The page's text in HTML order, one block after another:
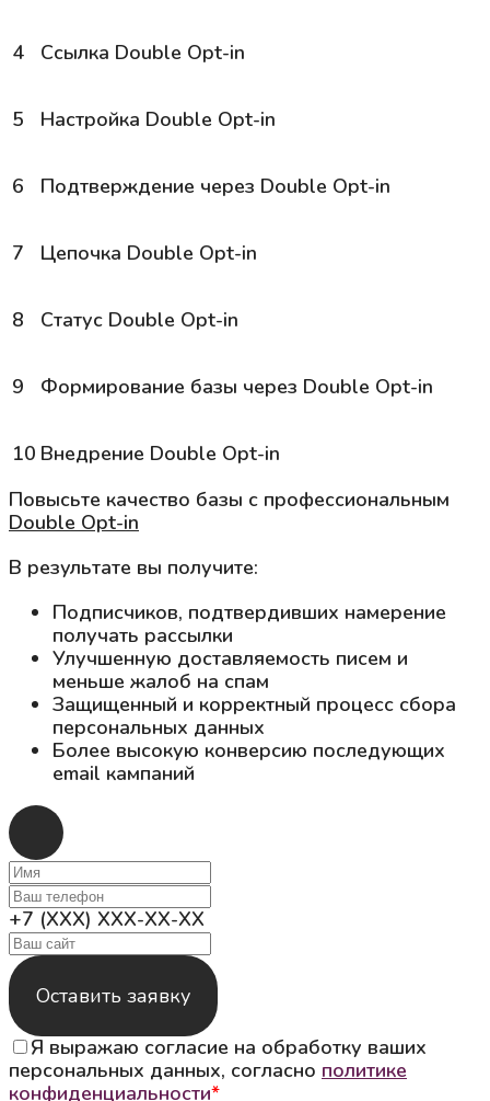
4 Ссылка Double Opt-in
5 Настройка Double Opt-in
6 Подтверждение через Double Opt-in
7 Цепочка Double Opt-in
8 Статус Double Opt-in
9 Формирование базы через Double Opt-in
10 Внедрение Double Opt-in
Повысьте качество базы с профессиональным
Double Opt-in
В результате вы получите:
Подписчиков, подтвердивших намерение
получать рассылки
Улучшенную доставляемость писем и
меньше жалоб на спам
Защищенный и корректный процесс сбора
персональных данных
Более высокую конверсию последующих
email кампаний
+7 (XXX) XXX-XX-XX
Оставить заявку
Я выражаю согласие на обработку ваших
персональных данных, согласно политике
конфиденциальности*